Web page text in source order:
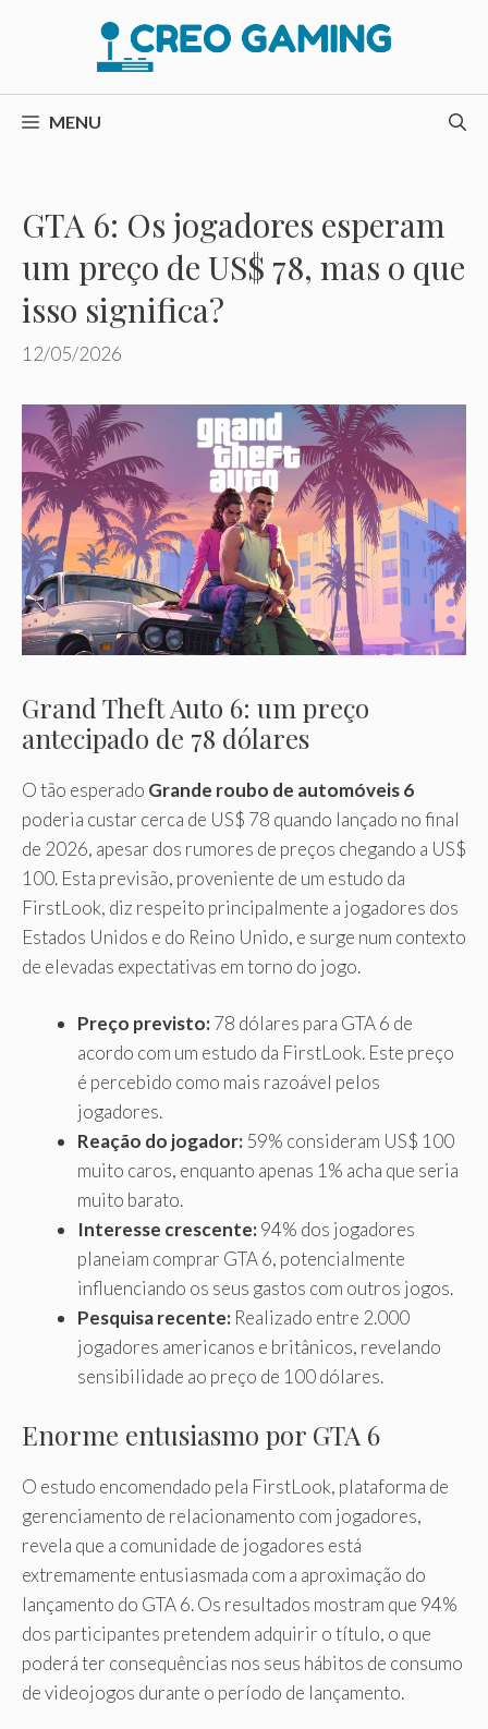
conteúdo
MENU
GTA 6: Os jogadores esperam
um preço de US$ 78, mas o que
isso significa?
12/05/2026
Grand Theft Auto 6: um preço
antecipado de 78 dólares
O tão esperado Grande roubo de automóveis 6
poderia custar cerca de US$ 78 quando lançado no final
de 2026, apesar dos rumores de preços chegando a US$
100. Esta previsão, proveniente de um estudo da
FirstLook, diz respeito principalmente a jogadores dos
Estados Unidos e do Reino Unido, e surge num contexto
de elevadas expectativas em torno do jogo.
Preço previsto:78 dólares para GTA 6 de
acordo com um estudo da FirstLook. Este preço
é percebido como mais razoável pelos
jogadores.
Reação do jogador: 59% consideram US$ 100
muito caros, enquanto apenas 1% acha que seria
muito barato.
Interesse crescente:94% dos jogadores
planeiam comprar GTA 6, potencialmente
influenciando os seus gastos com outros jogos.
Pesquisa recente: Realizado entre 2.000
jogadores americanos e britânicos, revelando
sensibilidade ao preço de 100 dólares.
Enorme entusiasmo por GTA 6
O estudo encomendado pela FirstLook, plataforma de
gerenciamento de relacionamento com jogadores,
revela que a comunidade de jogadores está
extremamente entusiasmada com a aproximação do
lançamento do GTA 6. Os resultados mostram que 94%
dos participantes pretendem adquirir o título, o que
poderá ter consequências nos seus hábitos de consumo
de videojogos durante o período de lançamento.